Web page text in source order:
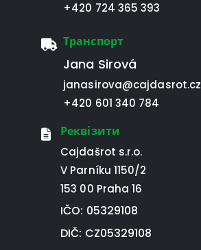
+420 724 365 393
Транспорт
Jana Sirová
janasirova@cajdasrot.cz
+420 601 340 784
Реквізити
Cajdašrot s.r.o.
V Parníku 1150/2
153 00 Praha 16
IČO: 05329108
DIČ: CZ05329108